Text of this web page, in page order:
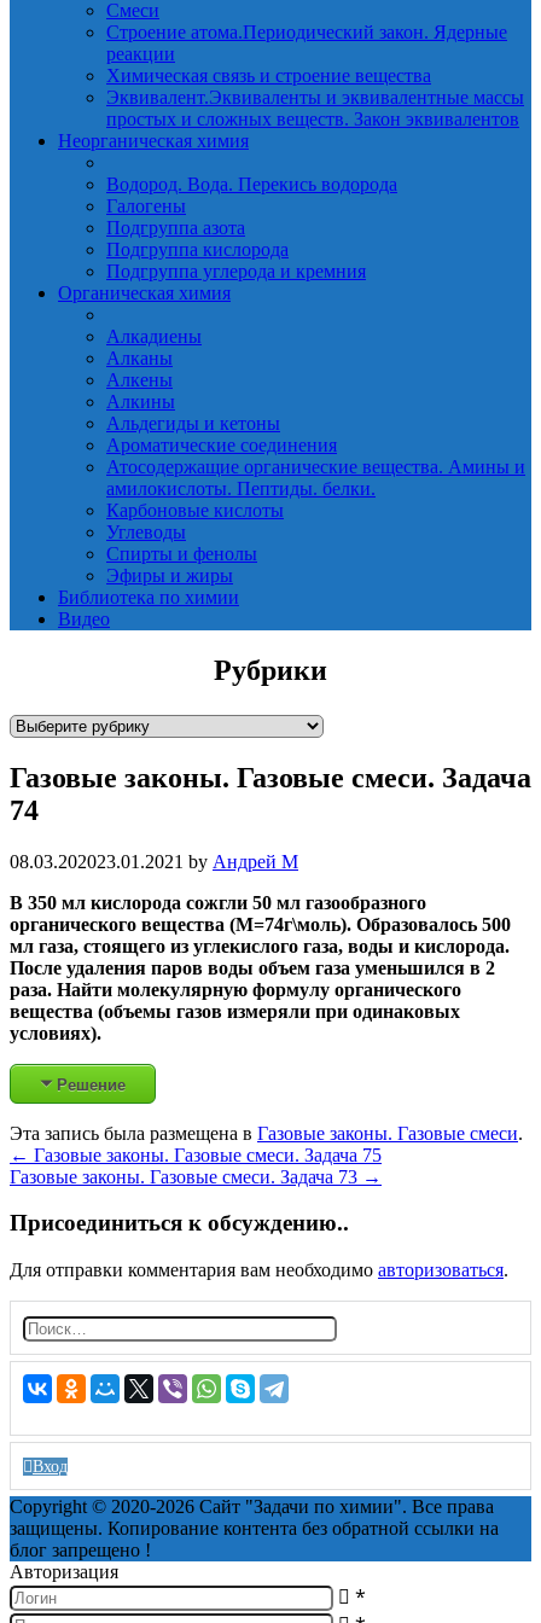
Смеси
Строение атома.Периодический закон. Ядерные
реакции
Химическая связь и строение вещества
Эквивалент.Эквиваленты и эквивалентные массы
простых и сложных веществ. Закон эквивалентов
Неорганическая химия
Водород. Вода. Перекись водорода
Галогены
Подгруппа азота
Подгруппа кислорода
Подгруппа углерода и кремния
Органическая химия
Алкадиены
Алканы
Алкены
Алкины
Альдегиды и кетоны
Ароматические соединения
Атосодержащие органические вещества. Амины и
амилокислоты. Пептиды. белки.
Карбоновые кислоты
Углеводы
Спирты и фенолы
Эфиры и жиры
Библиотека по химии
Видео
Рубрики
Р
б
р
к
Газовые законы. Газовые смеси. Задача
74
08.03.202023.01.2021 by Андрей М
В 350 мл кислорода сожгли 50 мл газообразного
органического вещества (М=74г\моль). Образовалось 500
мл газа, стоящего из углекислого газа, воды и кислорода.
После удаления паров воды объем газа уменьшился в 2
раза. Найти молекулярную формулу органического
вещества (объемы газов измеряли при одинаковых
условиях).
Решение
Эта запись была размещена в Газовые законы. Газовые смеси.
Post
navigation
← Газовые законы. Газовые смеси. Задача 75
Газовые законы. Газовые смеси. Задача 73 →
Присоединиться к обсуждению..
Для отправки комментария вам необходимо авторизоваться.
Н
а
й
т
и:
Вход
Copyright © 2020-2026 Сайт "Задачи по химии". Все права
защищены. Копирование контента без обратной ссылки на
блог запрещено !
Авторизация
*